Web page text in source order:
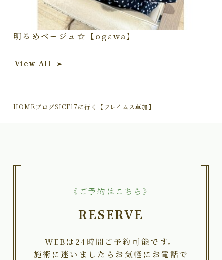
明るめベージュ☆【ogawa】
View All
HOMEブログSICF17に行く【フレイムス草加】
《ご予約はこちら》
RESERVE
WEBは24時間ご予約可能です。
施術に迷いましたらお気軽にお電話で